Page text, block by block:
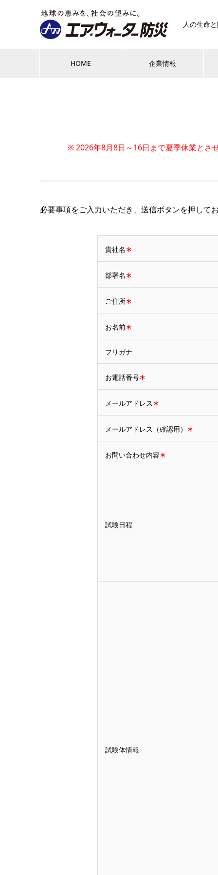
人の生命
HOME 企業情報
※ 2026年8月8日～16日まで夏季休業とさ
必要事項をご入力いただき、送信ボタンを押して
貴社名 ∗
部署名 ∗
ご住所∗
お名前∗
フリガナ
お電話番号∗
メールアドレス ∗
メールアドレス（確認用） ∗
お問い合わせ内容∗
試験日程
試験体情報